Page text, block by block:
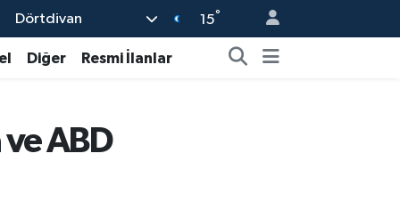
Dörtdivan 15°
Diğer Resmi İlanlar
ABD